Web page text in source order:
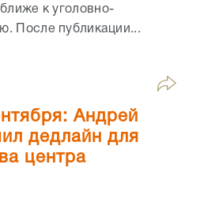
к уголовно-
После публикации...
Андрей
дедлайн для
центра